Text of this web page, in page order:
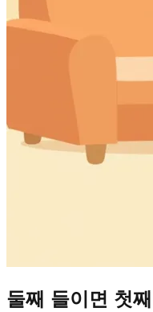
둘째 들이면 첫